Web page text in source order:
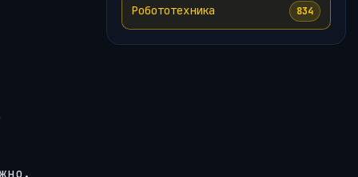
Робототехника 834